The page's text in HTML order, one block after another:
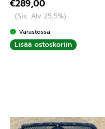
€289,00
(Sis. Alv 25,5%)
Varastossa
Lisää ostoskoriin